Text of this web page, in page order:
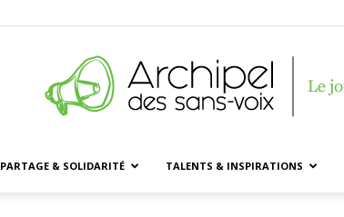
PARTAGE & SOLIDARITÉ TALENTS & INSPIRATIONS